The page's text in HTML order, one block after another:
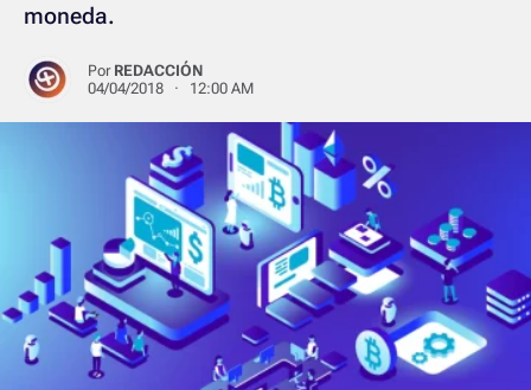
moneda.
Por REDACCIÓN
04/04/2018 · 12:00 AM